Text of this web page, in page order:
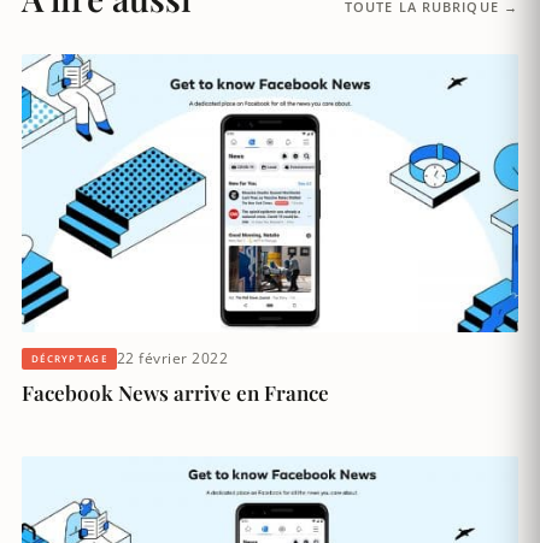
TOUTE LA RUBRIQUE →
DÉCRYPTAGE 22 février 2022
Facebook News arrive en France